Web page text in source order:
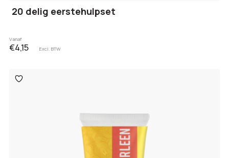
20 delig eerstehulpset
Vanaf
€4,15 Excl. BTW
Toevoegen
aan